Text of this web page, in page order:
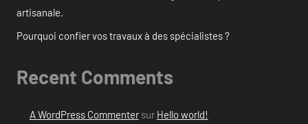
artisanale.
Pourquoi confier vos travaux à des spécialistes ?
Recent Comments
A WordPress Commentersur Hello world!